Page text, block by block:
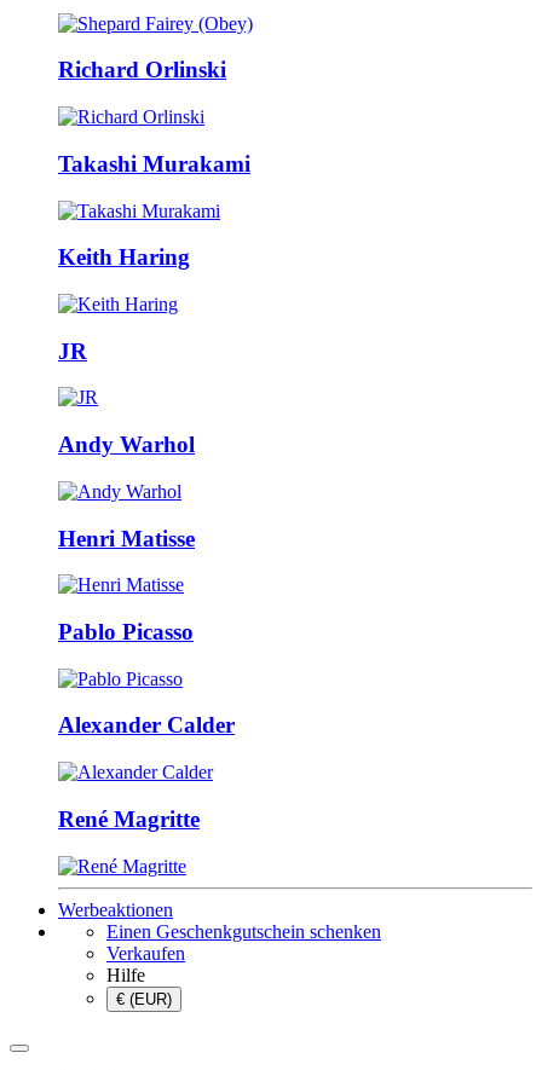
Richard Orlinski
Takashi Murakami
Keith Haring
JR
Andy Warhol
Henri Matisse
Pablo Picasso
Alexander Calder
René Magritte
Werbeaktionen
Einen Geschenkgutschein schenken
Verkaufen
Hilfe
€ (EUR)